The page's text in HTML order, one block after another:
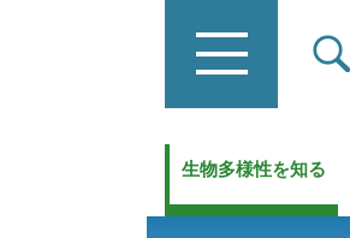
生物多様性を知る